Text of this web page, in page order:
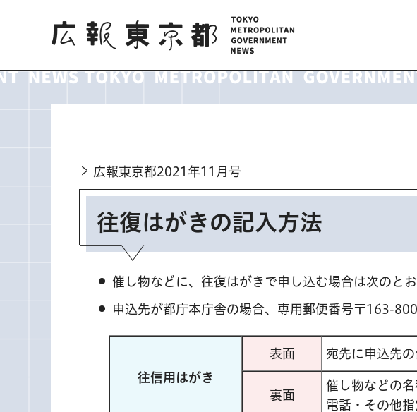
広報東京都
広報東京都2021年11月号
往復はがきの記入方法
催し物などに、往復はがきで申し込む場合は次のとお
申込先が都庁本庁舎の場合、専用郵便番号〒163-
往信用はがき
表面 宛先に申込先の
裏面
催し物などの
電話・その他